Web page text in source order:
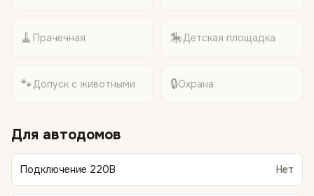
🧹 Прачечная 🎠Детская площадка
🐾Допуск с животными 🔒Охрана
Для автодомов
Подключение 220В Нет